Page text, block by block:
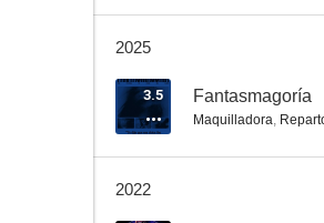
2025
3.5 Fantasmagoría
Maquilladora,
2022